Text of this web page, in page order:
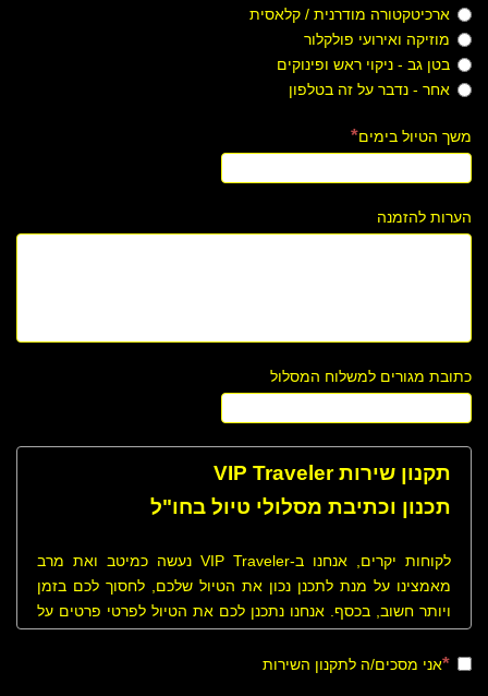
ארכיטקטורה מודרנית / קלאסית
מוזיקה ואירועי פולקלור
בטן גב - ניקוי ראש ופינוקים
אחר - נדבר על זה בטלפון
משך הטיול בימים
הערות להזמנה
כתובת מגורים למשלוח המסלול
תקנון שירות VIP Traveler
תכנון וכתיבת מסלולי טיול בחו"ל
לקוחות יקרים, אנחנו ב-VIP Traveler נעשה כמיטב ואת מרב
מאמצינו על מנת לתכנן נכון את הטיול שלכם, לחסוך לכם בזמן
ויותר חשוב, בכסף. אנחנו נתכנן לכם את הטיול לפרטי פרטים על
פי בקשותיכם, רצונותיכם, תחומי העניין שלכם, נציע לכם לבקר
במקומות שונים ולמעשה נכוון אתכם נכון בטיול שלכם. לנוחותכם
אני מסכים/ה לתקנון השירות